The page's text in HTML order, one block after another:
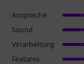
Ansprache
Sound
Verarbeitung
Features